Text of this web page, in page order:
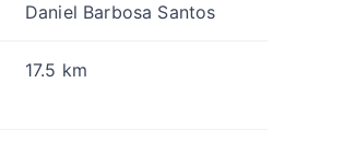
Daniel Barbosa Santos
17.5 km